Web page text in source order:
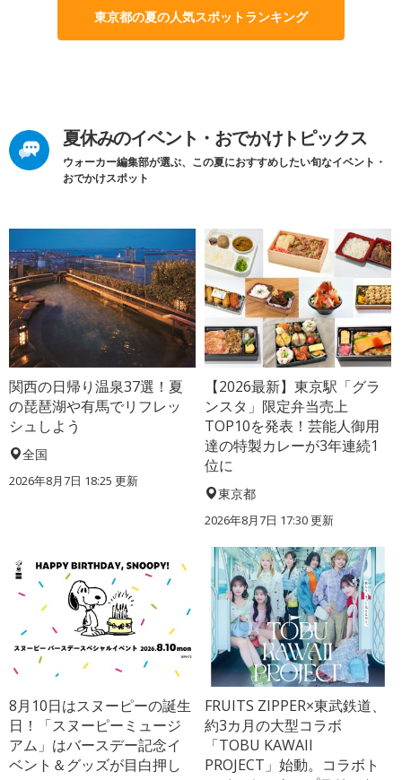
東京都の夏の人気スポットランキング
夏休みのイベント・おでかけトピックス
ウォーカー編集部が選ぶ、この夏におすすめしたい旬なイベント・
おでかけスポット
関西の日帰り温泉37選！夏
の琵琶湖や有馬でリフレッ
シュしよう
全国
2026年8月7日 18:25 更新
【2026最新】東京駅「グラ
ンスタ」限定弁当売上
TOP10を発表！芸能人御用
達の特製カレーが3年連続1
位に
東京都
2026年8月7日 17:30更新
8月10日はスヌーピーの誕生
日！「スヌーピーミュージ
アム」はバースデー記念イ
ベント＆グッズが目白押し
FRUITS ZIPPER×東武鉄道、
約3カ月の大型コラボ
「TOBU KAWAII
PROJECT」始動。コラボト